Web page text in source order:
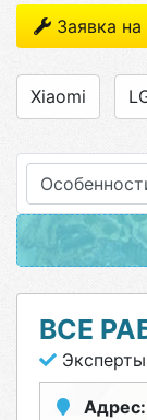
Заявка
Xiaomi
ВСЕ
Адрес: